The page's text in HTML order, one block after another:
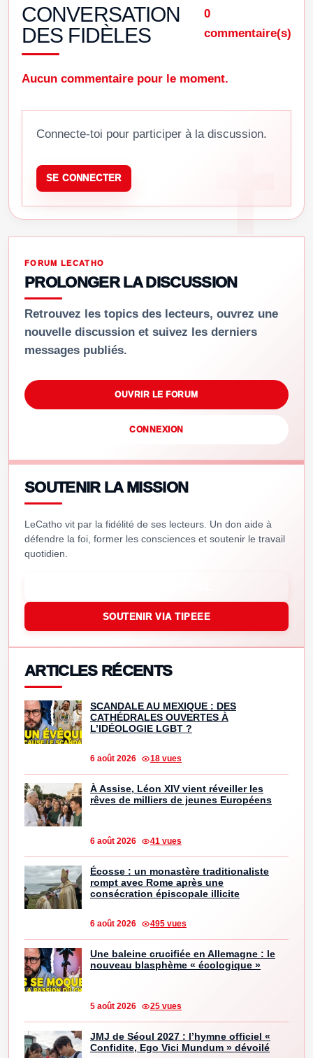
CONVERSATION
DES FIDÈLES
0
commentaire(s)
Aucun commentaire pour le moment.
Connecte-toi pour participer à la discussion.
SE CONNECTER
FORUM LECATHO
PROLONGER LA DISCUSSION
Retrouvez les topics des lecteurs, ouvrez une
nouvelle discussion et suivez les derniers
messages publiés.
OUVRIR LE FORUM
CONNEXION
SOUTENIR LA MISSION
LeCatho vit par la fidélité de ses lecteurs. Un don aide à
défendre la foi, former les consciences et soutenir le travail
quotidien.
SOUTENIR VIA TIPEEE
ARTICLES RÉCENTS
SCANDALE AU MEXIQUE : DES
CATHÉDRALES OUVERTES À
L’IDÉOLOGIE LGBT ?
6 août 2026 18 vues
À Assise, Léon XIV vient réveiller les
rêves de milliers de jeunes Européens
6 août 2026 41 vues
Écosse : un monastère traditionaliste
rompt avec Rome après une
consécration épiscopale illicite
6 août 2026 495 vues
Une baleine crucifiée en Allemagne : le
nouveau blasphème « écologique »
5 août 2026 25 vues
JMJ de Séoul 2027 : l’hymne officiel «
Confidite, Ego Vici Mundum » dévoilé